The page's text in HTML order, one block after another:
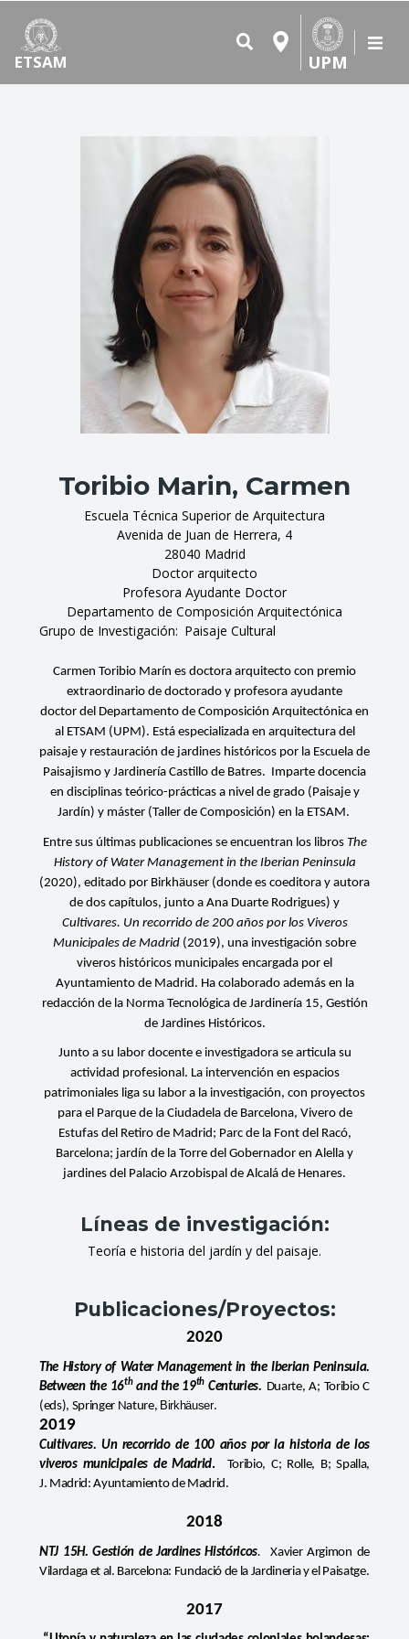
ETSAM UPM
Toribio Marin, Carmen
Escuela Técnica Superior de Arquitectura
Avenida de Juan de Herrera, 4
28040 Madrid
Doctor arquitecto
Profesora Ayudante Doctor
Departamento de Composición Arquitectónica
Grupo de Investigación
Paisaje Cultural
Carmen Toribio Marín es doctora arquitecto con premio
extraordinario de doctorado y profesora ayudante
doctor del Departamento de Composición Arquitectónica en
al ETSAM (UPM). Está especializada en arquitectura del
paisaje y restauración de jardines históricos por la Escuela de
Paisajismo y Jardinería Castillo de Batres. Imparte docencia
en disciplinas teórico-prácticas a nivel de grado (Paisaje y
Jardín) y máster (Taller de Composición) en la ETSAM.
Entre sus últimas publicaciones se encuentran los libros The
History of Water Management in the Iberian Peninsula
(2020), editado por Birkhäuser (donde es coeditora y autora
de dos capítulos, junto a Ana Duarte Rodrigues) y
Cultivares. Un recorrido de 200 años por los Viveros
Municipales de Madrid (2019), una investigación sobre
viveros históricos municipales encargada por el
Ayuntamiento de Madrid. Ha colaborado además en la
redacción de la Norma Tecnológica de Jardinería 15, Gestión
de Jardines Históricos.
Junto a su labor docente e investigadora se articula su
actividad profesional. La intervención en espacios
patrimoniales liga su labor a la investigación, con proyectos
para el Parque de la Ciudadela de Barcelona, Vivero de
Estufas del Retiro de Madrid; Parc de la Font del Racó,
Barcelona; jardín de la Torre del Gobernador en Alella y
jardines del Palacio Arzobispal de Alcalá de Henares.
Líneas de investigación:
Teoría e historia del jardín y del paisaje.
Publicaciones/Proyectos:
2020
The History of Water Management in the Iberian Peninsula.
Between the 16thand the 19th Centuries. Duarte, A; Toribio C
(eds), Springer Nature, Birkhäuser.
2019
Cultivares. Un recorrido de 100 años por la historia de los
viveros municipales de Madrid.
Toribio, C; Rolle, B; Spalla,
J. Madrid: Ayuntamiento de Madrid.
2018
NTJ 15H. Gestión de Jardines Históricos.
Xavier Argimon de
Vilardaga et al. Barcelona: Fundació de la Jardineria y el Paisatge.
2017